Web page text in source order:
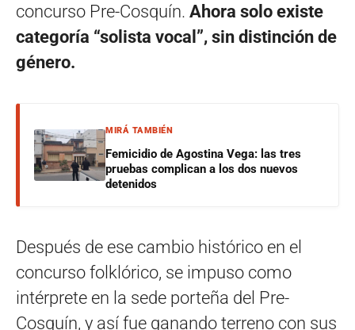
concurso Pre-Cosquín. Ahora solo existe
categoría “solista vocal”, sin distinción de
género.
MIRÁ TAMBIÉN
Femicidio de Agostina Vega: las tres
pruebas complican a los dos nuevos
detenidos
Después de ese cambio histórico en el
concurso folklórico, se impuso como
intérprete en la sede porteña del Pre-
Cosquín, y así fue ganando terreno con sus